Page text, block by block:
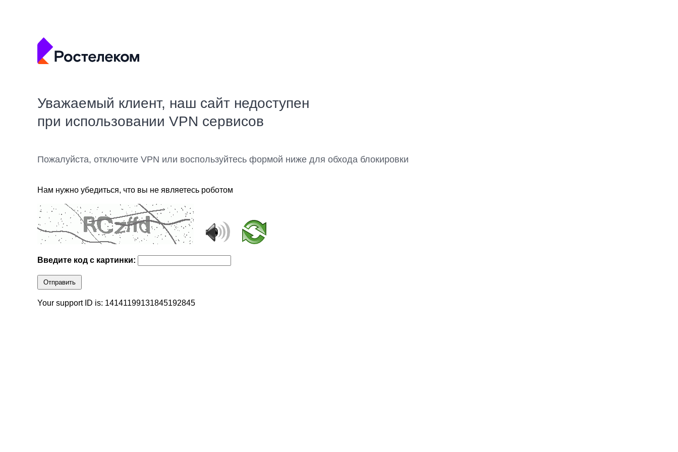
Уважаемый клиент, наш сайт недоступен
при использовании VPN сервисов
Пожалуйста, отключите VPN или воспользуйтесь формой ниже для обхода блокировки
Нам нужно убедиться, что вы не являетесь роботом
Введите код с картинки:
Отправить
Your support ID is: 14141199131845192845